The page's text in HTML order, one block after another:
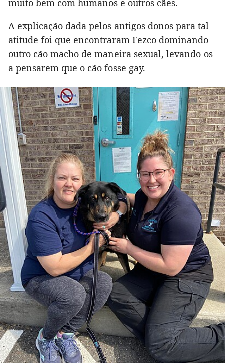
muito bem com humanos e outros cães.
A explicação dada pelos antigos donos para tal
atitude foi que encontraram Fezco dominando
outro cão macho de maneira sexual, levando-os
a pensarem que o cão fosse gay.